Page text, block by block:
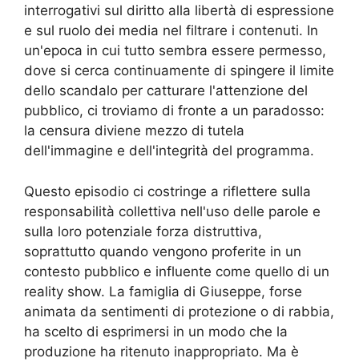
interrogativi sul diritto alla libertà di espressione
e sul ruolo dei media nel filtrare i contenuti. In
un'epoca in cui tutto sembra essere permesso,
dove si cerca continuamente di spingere il limite
dello scandalo per catturare l'attenzione del
pubblico, ci troviamo di fronte a un paradosso:
la censura diviene mezzo di tutela
dell'immagine e dell'integrità del programma.
Questo episodio ci costringe a riflettere sulla
responsabilità collettiva nell'uso delle parole e
sulla loro potenziale forza distruttiva,
soprattutto quando vengono proferite in un
contesto pubblico e influente come quello di un
reality show. La famiglia di Giuseppe, forse
animata da sentimenti di protezione o di rabbia,
ha scelto di esprimersi in un modo che la
produzione ha ritenuto inappropriato. Ma è